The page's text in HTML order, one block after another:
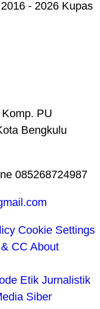
- 2026 Kupas
PU
Bengkulu
085268724987
Cookie Settings
CC About
Etik Jurnalistik
Siber